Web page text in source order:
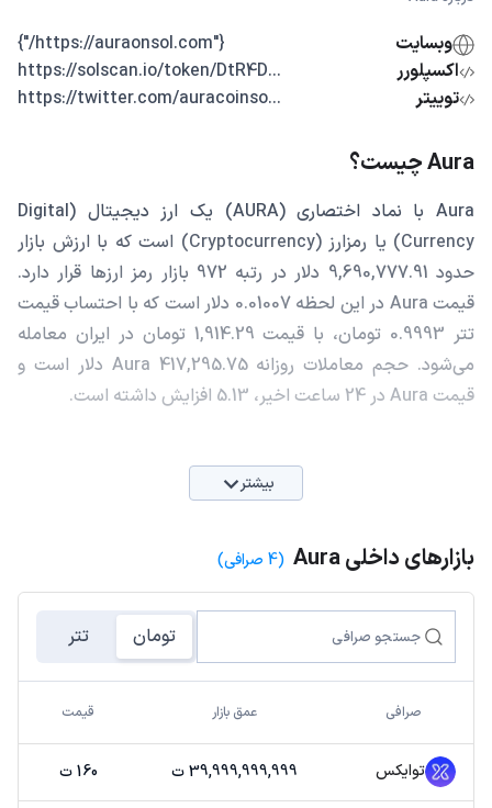
وبسایت
{"https://auraonsol.com/"}
اکسپلورر
...https://solscan.io/token/DtR4D
توییتر
...https://twitter.com/auracoinso
Aura چیست؟
Aura با نماد اختصاری (AURA) یک ارز دیجیتال (Digital
Currency) یا رمزارز (Cryptocurrency) است که با ارزش بازار
حدود 9,690,777.91 دلار در رتبه 972 بازار رمز ارزها قرار دارد.
قیمت Aura در این لحظه 0.01007 دلار است که با احتساب قیمت
تتر 0.9993 تومان، با قیمت 1,914.29 تومان در ایران معامله
می‌شود. حجم معاملات روزانه Aura 417,295.75 دلار است و
قیمت Aura در 24 ساعت اخیر، 5.13 افزایش داشته است.
بیشتر
بازارهای داخلی Aura (4 صرافی)
تومان تتر
صرافی عمق بازار قیمت
توایکس 39,999,999,999 ت 160 ت